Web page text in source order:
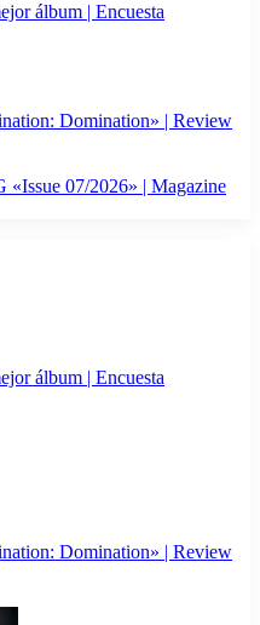
álbum | Encuesta
Domination» | Review
07/2026» | Magazine
álbum | Encuesta
Domination» | Review